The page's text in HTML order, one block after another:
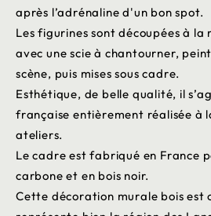
après l’adrénaline d'un bon spot.
Les figurines sont découpées à la
avec une scie à chantourner,
scène, puis mises sous cadre.
Esthétique, de belle qualité, il
française entièrement réalisée à
ateliers.
Le cadre est fabriqué en France
carbone et en bois noir.
Cette décoration murale bois est